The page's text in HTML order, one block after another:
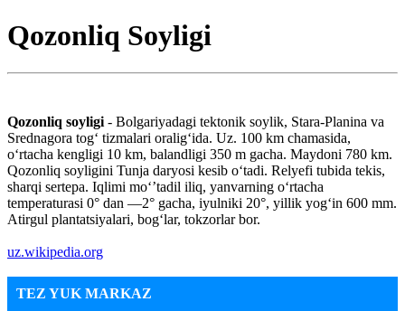
Qozonliq Soyligi
Qozonliq soyligi - Bolgariyadagi tektonik soylik, Stara-Planina va
Srednagora togʻ tizmalari oraligʻida. Uz. 100 km chamasida,
oʻrtacha kengligi 10 km, balandligi 350 m gacha. Maydoni 780 km.
Qozonliq soyligini Tunja daryosi kesib oʻtadi. Relyefi tubida tekis,
sharqi sertepa. Iqlimi moʻʼtadil iliq, yanvarning oʻrtacha
temperaturasi 0° dan —2° gacha, iyulniki 20°, yillik yogʻin 600 mm.
Atirgul plantatsiyalari, bogʻlar, tokzorlar bor.
uz.wikipedia.org
TEZ YUK MARKAZ